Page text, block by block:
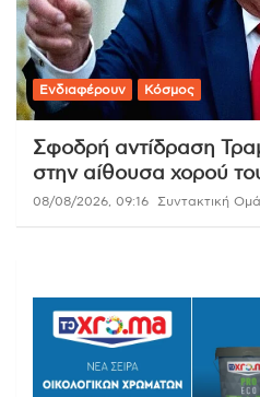
Ενδιαφέρουν Κόσμος
Σφοδρή αντίδραση
στην αίθουσα χορού
08/08/2026, 09:16 Συντακτική